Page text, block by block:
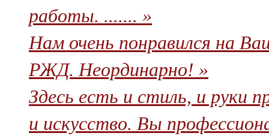
работы. ....... »
Нам очень понравился на
РЖД. Неординарно! »
Здесь есть и стиль, и руки
и искусство. Вы